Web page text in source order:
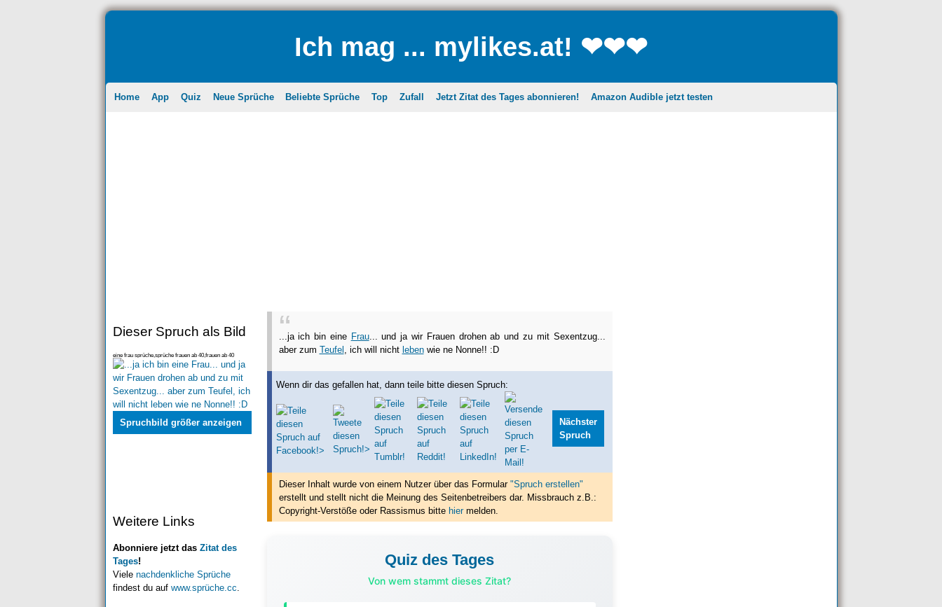
Ich mag ... mylikes.at! ❤❤❤
Home App Quiz Neue Sprüche Beliebte Sprüche Top Zufall Jetzt Zitat des Tages abonnieren! Amazon Audible jetzt testen
Dieser Spruch als Bild
eine frau sprüche,sprüche frauen ab 40,frauen ab 40
sprüche,frauen über 40 spruch,frau muss ein enge
Spruchbild größer anzeigen
Weitere Links
Abonniere jetzt das Zitat des
Tages!
Viele nachdenkliche Sprüche
findest du auf www.sprüche.cc
...ja ich bin eine Frau... und ja wir Frauen drohen ab und zu mit Sexentzug...
aber zum Teufel , ich will nicht lebenwie ne Nonne!! :D
Wenn dir das gefallen hat, dann teile bitte diesen Spruch:
Nächster
Spruch
Dieser Inhalt wurde von einem Nutzer über das Formular "Spruch erstellen"
erstelltund stellt nicht die Meinung des Seitenbetreibers dar. Missbrauch z.B.:
Copyright-Verstöße oder Rassismus bitte hiermelden.
Quiz des Tages
Von wem stammt dieses Zitat?